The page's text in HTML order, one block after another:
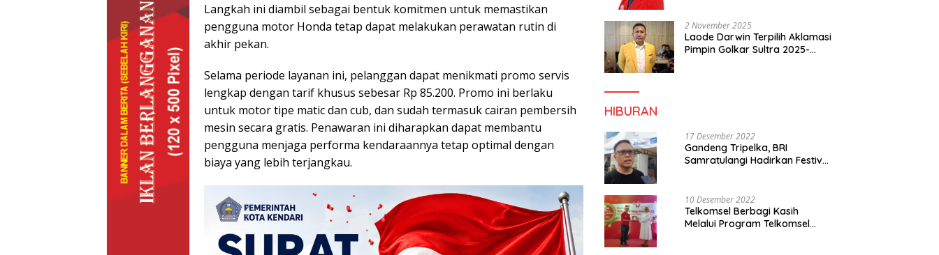
Langkah ini diambil sebagai bentuk komitmen untuk memastikan
pengguna motor Honda tetap dapat melakukan perawatan rutin di
akhir pekan.
Selama periode layanan ini, pelanggan dapat menikmati promo servis
lengkap dengan tarif khusus sebesar Rp 85.200. Promo ini berlaku
untuk motor tipe matic dan cub, dan sudah termasuk cairan pembersih
mesin secara gratis. Penawaran ini diharapkan dapat membantu
pengguna menjaga performa kendaraannya tetap optimal dengan
biaya yang lebih terjangkau.
2 November 2025
Laode Darwin Terpilih Aklamasi
Pimpin Golkar Sultra 2025-
HIBURAN
17 Desember 2022
Gandeng Tripelka, BRI
Samratulangi Hadirkan Festival
10 Desember 2022
Telkomsel Berbagi Kasih
Melalui Program Telkomsel